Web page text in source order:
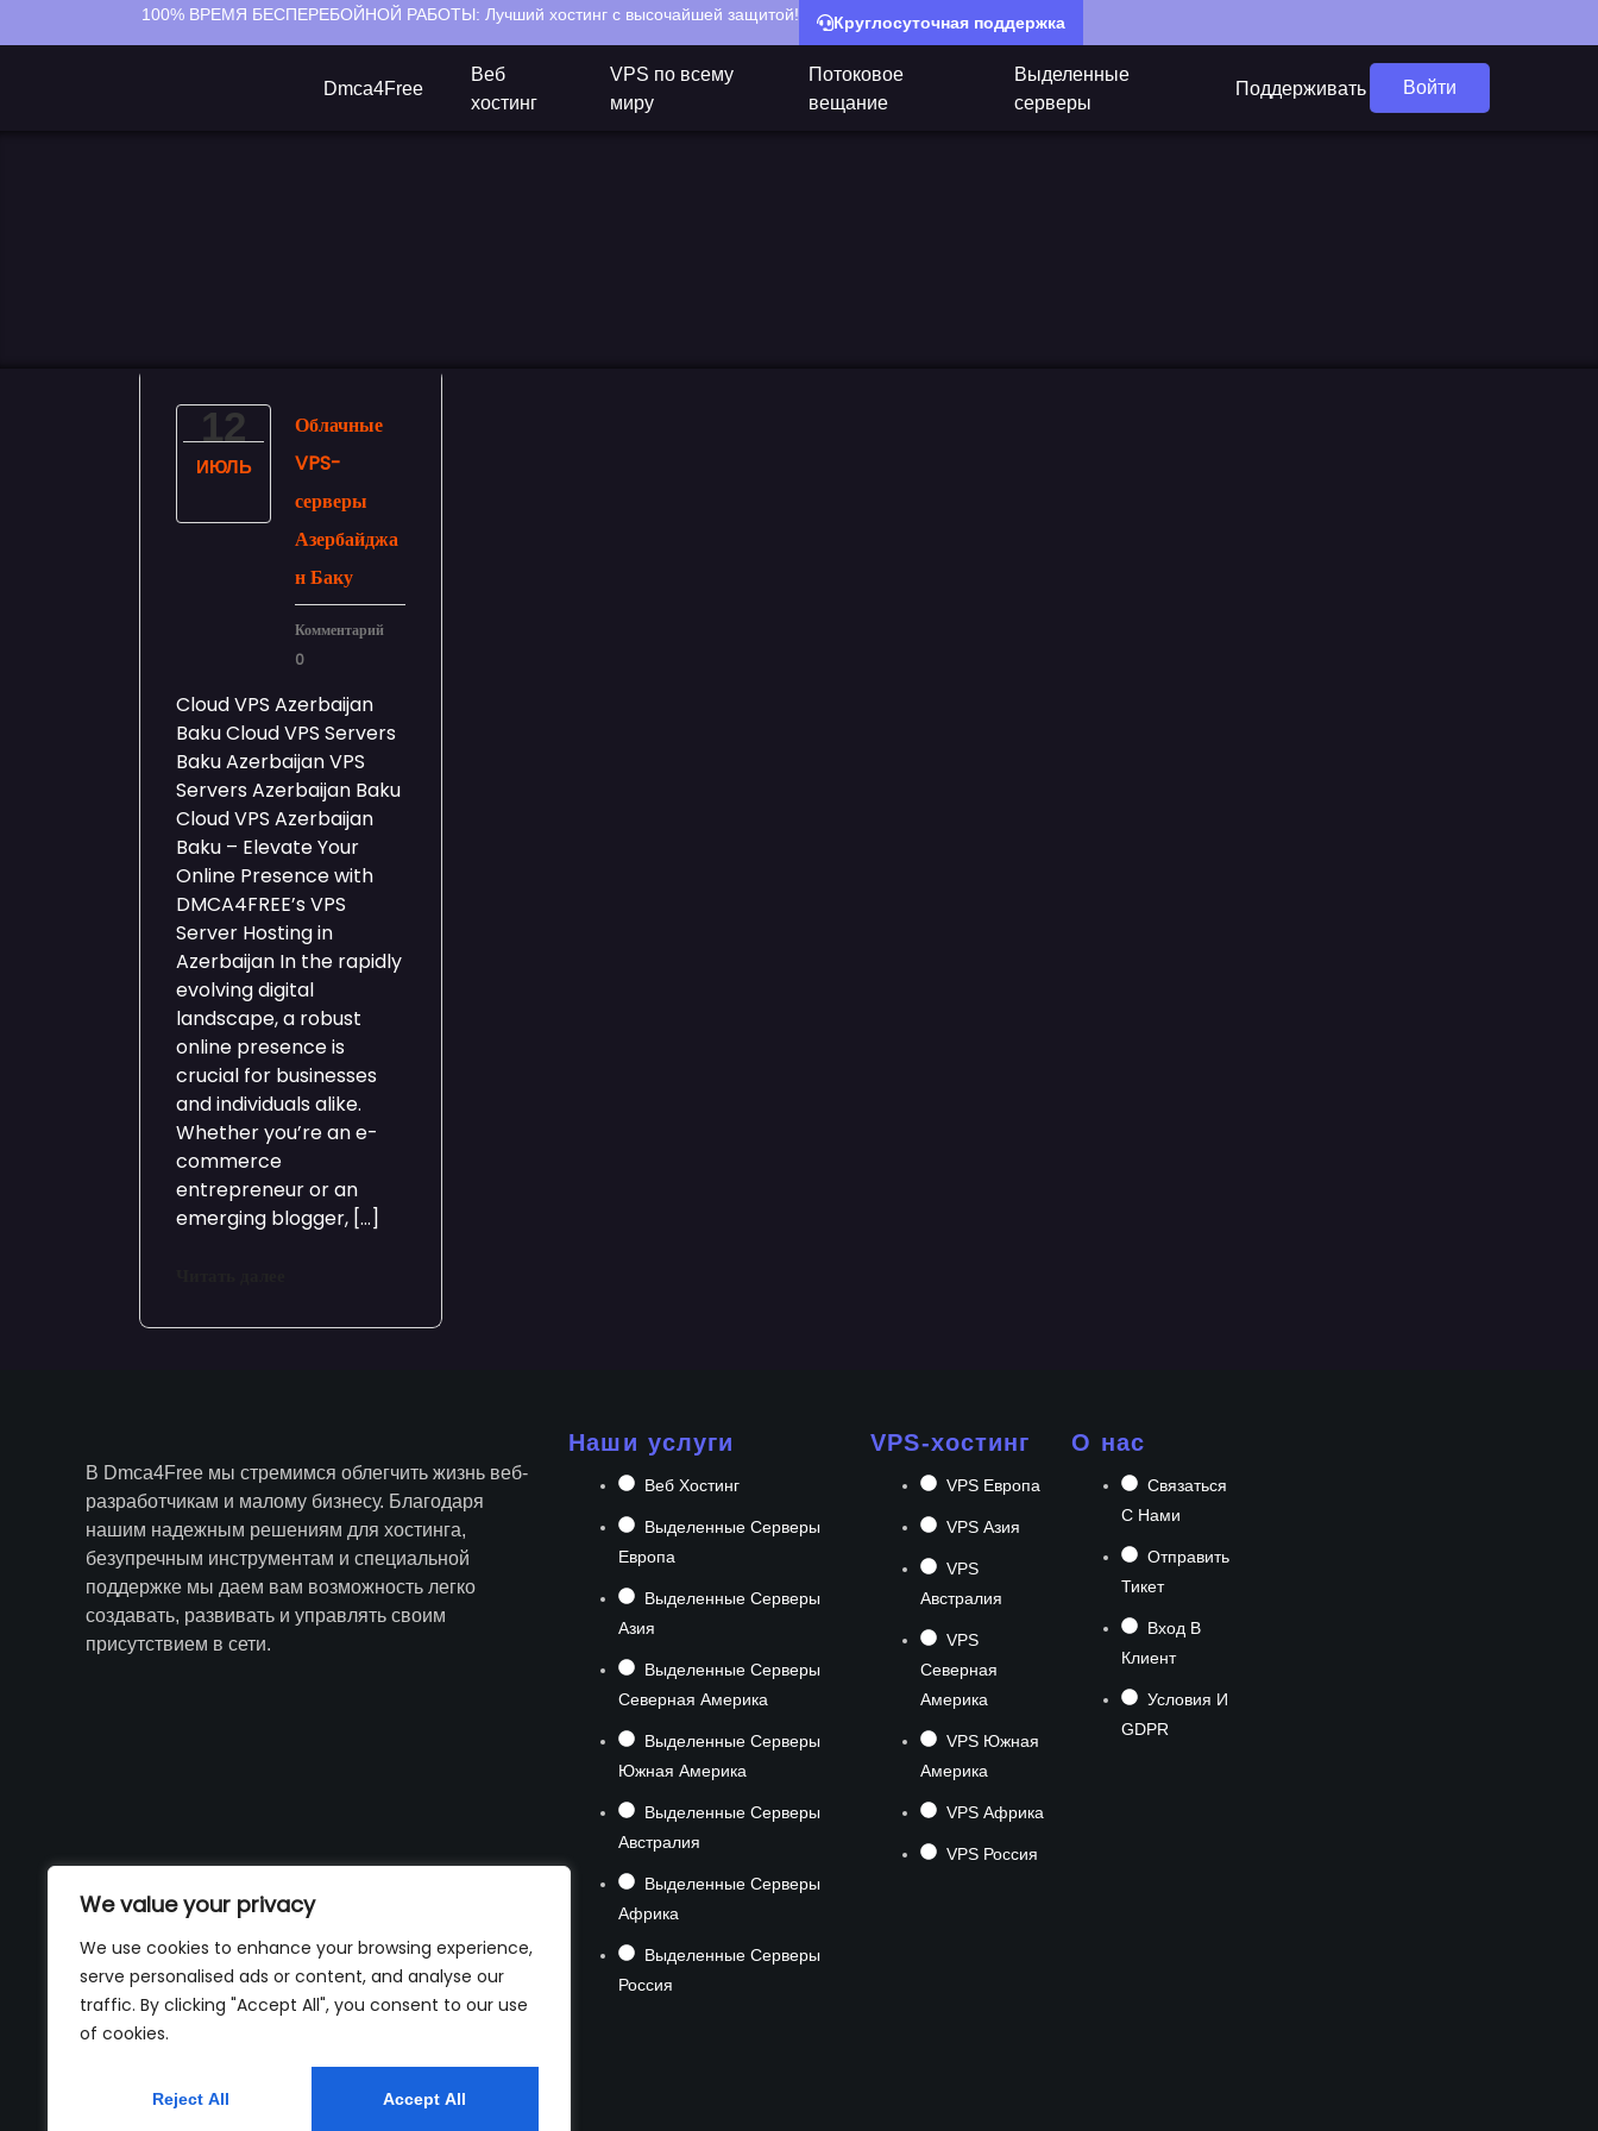
We value your privacy
We use cookies to enhance your browsing experience,
serve personalised ads or content, and analyse our
traffic. By clicking "Accept All", you consent to our use
of cookies.
Reject All Accept All
100% ВРЕМЯ БЕСПЕРЕБОЙНОЙ РАБОТЫ: Лучший хостинг с высочайшей защитой! Круглосуточная поддержка
Dmca4Free
Веб
хостинг
VPS по всему
миру
Потоковое
вещание
Выделенные
серверы
Поддерживать Войти
12
ИЮЛЬ
Облачные
VPS-
серверы
Азербайджа
н Баку
Комментарий
0
Cloud VPS Azerbaijan
Baku Cloud VPS Servers
Baku Azerbaijan VPS
Servers Azerbaijan Baku
Cloud VPS Azerbaijan
Baku – Elevate Your
Online Presence with
DMCA4FREE’s VPS
Server Hosting in
Azerbaijan In the rapidly
evolving digital
landscape, a robust
online presence is
crucial for businesses
and individuals alike.
Whether you’re an e-
commerce
entrepreneur or an
emerging blogger, […]
В Dmca4Free мы стремимся облегчить жизнь веб-
разработчикам и малому бизнесу. Благодаря
нашим надежным решениям для хостинга,
безупречным инструментам и специальной
поддержке мы даем вам возможность легко
создавать, развивать и управлять своим
присутствием в сети.
Наши услуги
Веб Хостинг
Выделенные Серверы
Европа
Выделенные Серверы
Азия
Выделенные Серверы
Северная Америка
Выделенные Серверы
Южная Америка
Выделенные Серверы
Австралия
Выделенные Серверы
Африка
Выделенные Серверы
Россия
VPS-хостинг
VPS Европа
VPS Азия
VPS
Австралия
VPS
Северная
Америка
VPS Южная
Америка
VPS Африка
VPS Россия
О нас
Связаться
С Нами
Отправить
Тикет
Вход В
Клиент
Условия И
GDPR